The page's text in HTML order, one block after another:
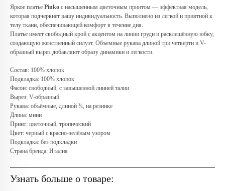
Яркое платье Pinko с насыщенным цветочным принтом — эффектная модель,
которая подчеркнет вашу индивидуальность. Выполнено из легкой и приятной к
телу ткани, обеспечивающей комфорт в течение дня.
Платье имеет свободный крой с акцентом на линии груди и расклешённую юбку,
создающую женственный силуэт. Объемные рукава длиной три четверти и V-
образный вырез добавляют образу динамики и легкости.
Состав: 100% хлопок
Подкладка: 100% хлопок
Фасон: свободный, с завышенной линией талии
Вырез: V-образный
Рукава: объёмные, длиной ¾, на резинке
Длина: мини
Принт: цветочный, тропический
Цвет: черный с красно-зелёным узором
Подкладка: без подкладки
Страна бренда: Италия
Узнать больше о товаре:
Любую вещь можно
в ТРЦ «Афимолл»
Адрес:Москва, Пресненская наб.,
д.2, ТРЦ «Афимолл», 1 этаж
Телефон:
+7 (966) 019-41-76